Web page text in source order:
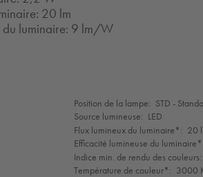
20 lm
du luminaire: 9 lm/W
Sélection
de
mode
Position de la lampe: STD -
Source lumineuse: LED
Flux lumineux du luminaire*: 20
Efficacité lumineuse du
Indice min. de rendu des couleurs:
Température de couleur*: 3000